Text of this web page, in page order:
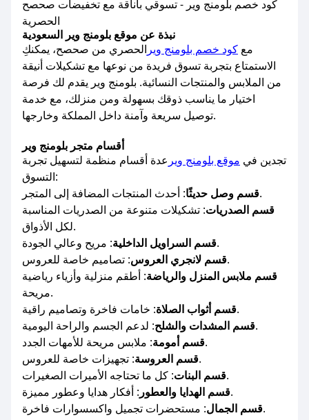
كود خصم بلومنج وير - تسوقي بأناقة مع تخفيضات صحصح
الحصرية
نبذة عن موقع بلومنج وير السعودية
مع كود خصم بلومنج وير الحصري من صحصح، يمكنكِ
الاستمتاع بتجربة تسوق فريدة من نوعها مع تشكيلات أنيقة
من الملابس والمنتجات النسائية. بلومنج وير يقدم لك فرصة
اختيار ما يناسب ذوقك بسهولة ومن منزلك، مع خدمة
توصيل سريعة وآمنة داخل المملكة وخارجها.
أقسام متجر بلومنج وير
تجدين في موقع بلومنج وير عدة أقسام منظمة لتسهيل تجربة
التسوق:
قسم وصل حديثًا: أحدث المنتجات المضافة إلى المتجر.
قسم الصدريات: تشكيلات متنوعة من الصدريات المناسبة
لكل الأذواق.
قسم السراويل الداخلية: مريح وعالي الجودة.
قسم لانجري العروس: تصاميم خاصة للعروس.
قسم ملابس المنزل والرياضة: أطقم منزلية وأزياء رياضية
مريحة.
قسم أثواب الصلاة: خامات فاخرة وتصاميم راقية.
قسم المشدات والشلح: لدعم الجسم والراحة اليومية.
قسم أمومة: ملابس مريحة للأمهات الجدد.
قسم العروسة: تجهيزات خاصة للعروس.
قسم البنات: كل ما تحتاجه الأميرات الصغيرات.
قسم الهدايا والعطور: أفكار هدايا وعطور مميزة.
قسم الجمال: مستحضرات تجميل واكسسوارات فاخرة.